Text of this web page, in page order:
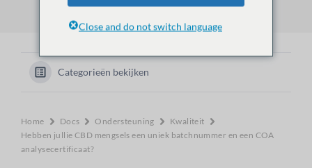
Categorieën bekijken
Home Docs Ondersteuning
Kwaliteit
Hebben jullie CBD mengsels een uniek batchnummer en een COA
analysecertificaat?
Close and do not switch language